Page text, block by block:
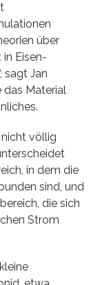
über
Eisen-
sagt Jan
das Material
völlig
in dem die
sind, und
die sich
Strom